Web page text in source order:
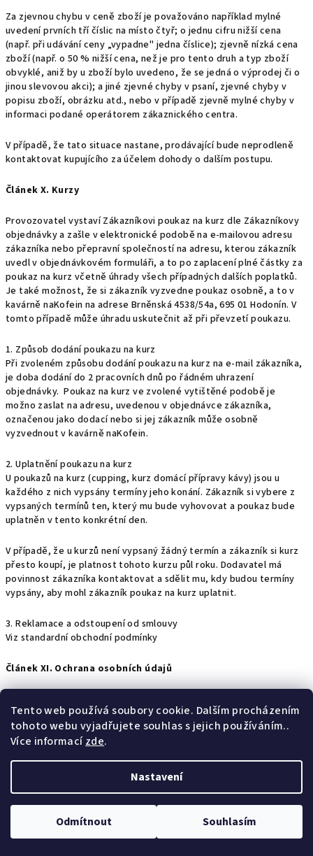
Tento web používá soubory cookie. Dalším procházením
tohoto webu vyjadřujete souhlas s jejich používáním..
Více informacízde.
Nastavení
Odmítnout Souhlasím
Za zjevnou chybu v ceně zboží je považováno například mylné
uvedení prvních tří číslic na místo čtyř; o jednu cifru nižší cena
(např. při udávání ceny „vypadne" jedna číslice); zjevně nízká cena
zboží (např. o 50 % nižší cena, než je pro tento druh a typ zboží
obvyklé, aniž by u zboží bylo uvedeno, že se jedná o výprodej či o
jinou slevovou akci); a jiné zjevné chyby v psaní, zjevné chyby v
popisu zboží, obrázku atd., nebo v případě zjevně mylné chyby v
informaci podané operátorem zákaznického centra.
V případě, že tato situace nastane, prodávající bude neprodleně
kontaktovat kupujícího za účelem dohody o dalším postupu.
Článek X. Kurzy
Provozovatel vystaví Zákazníkovi poukaz na kurz dle Zákazníkovy
objednávky a zašle v elektronické podobě na e-mailovou adresu
zákazníka nebo přepravní společností na adresu, kterou zákazník
uvedl v objednávkovém formuláři, a to po zaplacení plné částky za
poukaz na kurz včetně úhrady všech případných dalších poplatků.
Je také možnost, že si zákazník vyzvedne poukaz osobně, a to v
kavárně naKofein na adrese Brněnská 4538/54a, 695 01 Hodonín. V
tomto případě může úhradu uskutečnit až při převzetí poukazu.
1. Způsob dodání poukazu na kurz
Při zvoleném způsobu dodání poukazu na kurz na e-mail zákazníka,
je doba dodání do 2 pracovních dnů po řádném uhrazení
objednávky. Poukaz na kurz ve zvolené vytištěné podobě je
možno zaslat na adresu, uvedenou v objednávce zákazníka,
označenou jako dodací nebo si jej zákazník může osobně
vyzvednout v kavárně naKofein.
2. Uplatnění poukazu na kurz
U poukazů na kurz (cupping, kurz domácí přípravy kávy) jsou u
každého z nich vypsány termíny jeho konání. Zákazník si vybere z
vypsaných termínů ten, který mu bude vyhovovat a poukaz bude
uplatněn v tento konkrétní den.
V případě, že u kurzů není vypsaný žádný termín a zákazník si kurz
přesto koupí, je platnost tohoto kurzu půl roku. Dodavatel má
povinnost zákazníka kontaktovat a sdělit mu, kdy budou termíny
vypsány, aby mohl zákazník poukaz na kurz uplatnit.
3. Reklamace a odstoupení od smlouvy
Viz standardní obchodní podmínky
Článek XI. Ochrana osobních údajů
kupující, ale i osoba registrovaná, která kupujícím není, souhlas se
shromažďováním a zpracováváním údajů o jeho objednávkách,
nákupech a osobních údajů (jméno, příjmení, adresa bydliště,
narození, u podnikatelů IČ a DIČ, u právnických osob obchodní firma
nebo název, u fyzických osob podnikajících sídlo). Tyto údaje
budeme používat pouze pro interní potřebu a nebudeme je
předávat třetím osobám s výjimkou předání osobních údajů nutných
k doručení zásilek dopravcům, aby mohla být naplněna kupní
smlouva. Údaje budou zpracovávány na dobu neurčitou. Poskytnutí